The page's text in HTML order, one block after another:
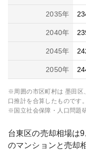
2035年
2040年
2045年
2050年
※周囲の市区町村は 墨田区
口推計を合算したものです。
※国立社会保障・人口問題
台東区の売却相場は
のマンションと売却